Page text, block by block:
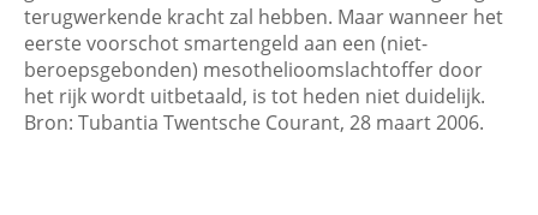
terugwerkende kracht zal hebben. Maar wanneer het
eerste voorschot smartengeld aan een (niet-
beroepsgebonden) mesothelioomslachtoffer door
het rijk wordt uitbetaald, is tot heden niet duidelijk.
Bron: Tubantia Twentsche Courant, 28 maart 2006.